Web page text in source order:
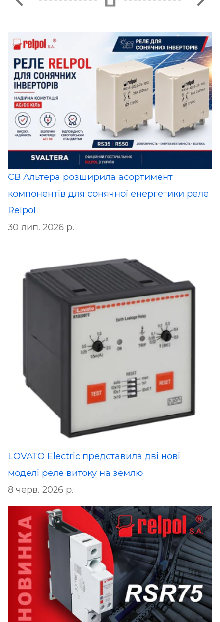
СВ Альтера розширила асортимент
компонентів для сонячної енергетики реле
Relpol
30 лип. 2026 р.
LOVATO Electric представила дві нові
моделі реле витоку на землю
8 черв. 2026 р.